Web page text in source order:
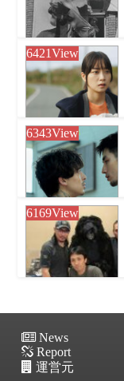
6421View
6343View
6169View
News
Report
運営元